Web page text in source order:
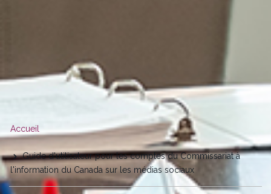
You
are
here
Accueil
Guide d'utilisateur pour les comptes du Commissariat à
l'information du Canada sur les médias sociaux